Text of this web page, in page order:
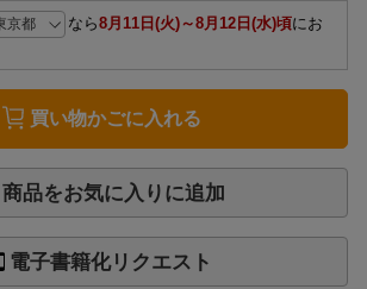
なら8月11日(火)～8月12日(水)頃にお
買い物かごに入れる
商品をお気に入りに追加
電子書籍化リクエスト